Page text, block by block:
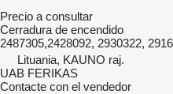
Precio a consultar
Cerradura de encendido
2487305,2428092, 2930322,
Lituania, KAUNO raj.
UAB FERIKAS
Contacte con el vendedor